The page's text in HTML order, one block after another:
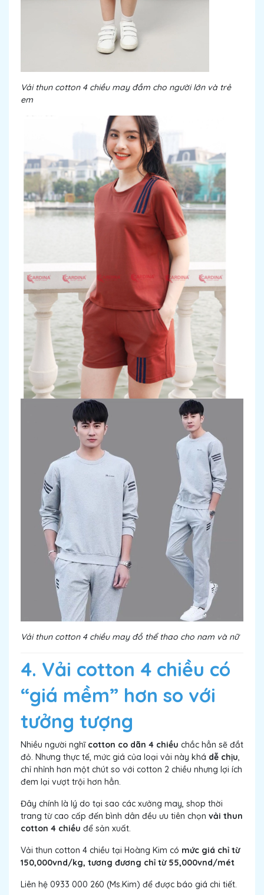
Vải thun cotton 4 chiều may đầm cho người lớn và trẻ
em
Vải thun cotton 4 chiều may đồ thể thao cho nam và nữ
4. Vải cotton 4 chiều có
“giá mềm” hơn so với
tưởng tượng
Nhiều người nghĩ cotton co dãn 4 chiều chắc hẳn sẽ đắt
đỏ. Nhưng thực tế, mức giá của loại vải này khá dễ chịu,
chỉ nhỉnh hơn một chút so với cotton 2 chiều nhưng lợi ích
đem lại vượt trội hơn hẳn.
Đây chính là lý do tại sao các xưởng may, shop thời
trang từ cao cấp đến bình dân đều ưu tiên chọn vải thun
cotton 4 chiều để sản xuất.
Vải thun cotton 4 chiều tại Hoàng Kim có mức giá chỉ từ
150,000vnd/kg, tương đương chỉ từ 55,000vnd/mét
Liên hệ 0933 000 260 (Ms.Kim) để được báo giá chi tiết.